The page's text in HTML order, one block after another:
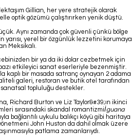
Gillian, her yere stratejik olarak
optik gözümü çalıştırırken yenik düştü.
Aynı zamanda çok güvenli çünkü bölge
yerel bir özgünlük lezzetini korumaya
Meksikalı.
bir ya da iki dolar cezbetmek için
etkileyici sanat eserleriyle bezenmiştir.
kaplı bir masada satranç oynayan 2 adama
galeri, restoran ve butik otel tarafından
sanatsal topluluğu destekler.
Richard Burton ve Liz Taylor&#39;ın ikinci
sırasındaki skandal romantizmiİguana
bağlantılı uykulu balıkçı köyü gibi haritaya
John Huston da dahil olmak üzere
patlama zamanlarıydı.